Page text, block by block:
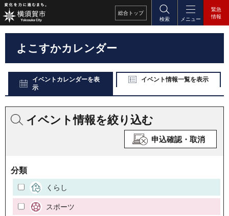
総合 トップ
検索
メニュー
緊急
情報
よこすかカレンダー
イベントカレンダーを表
示
イベント情報一覧を表示
イベント情報を絞り込む
申込確認・取消
分類
くらし
スポーツ